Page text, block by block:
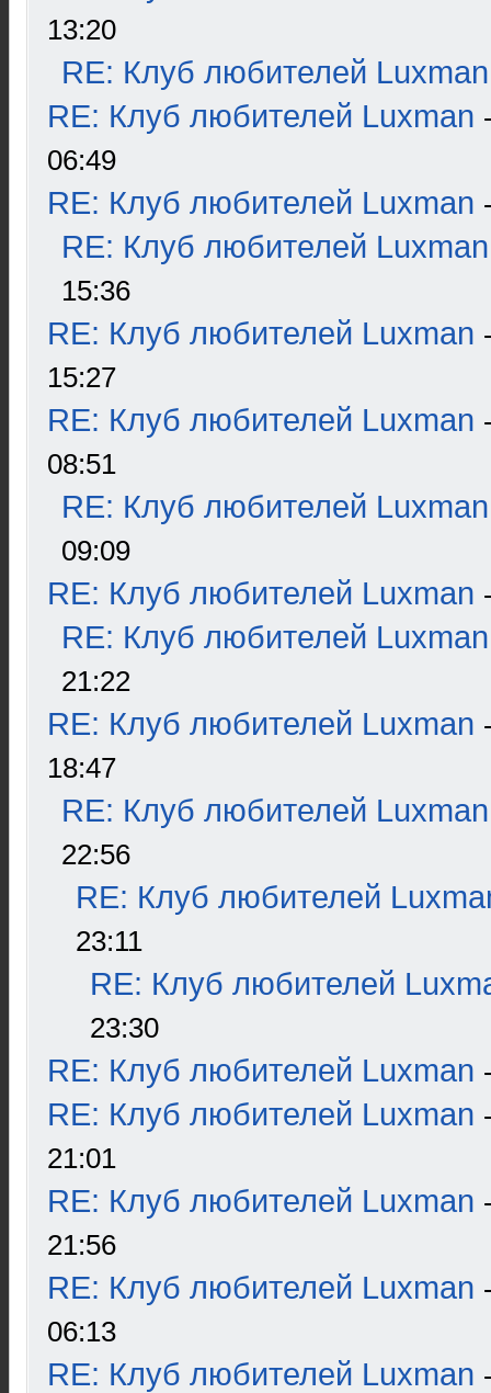
13:20
RE: Клуб любителей Luxman
RE: Клуб любителей Luxman
06:49
RE: Клуб любителей Luxman
RE: Клуб любителей Luxman
15:36
RE: Клуб любителей Luxman
15:27
RE: Клуб любителей Luxman
08:51
RE: Клуб любителей Luxman
09:09
RE: Клуб любителей Luxman
RE: Клуб любителей Luxman
21:22
RE: Клуб любителей Luxman
18:47
RE: Клуб любителей Luxman
22:56
RE: Клуб любителей
23:11
RE: Клуб любителей
23:30
RE: Клуб любителей Luxman
RE: Клуб любителей Luxman
21:01
RE: Клуб любителей Luxman
21:56
RE: Клуб любителей Luxman
06:13
RE: Клуб любителей Luxman